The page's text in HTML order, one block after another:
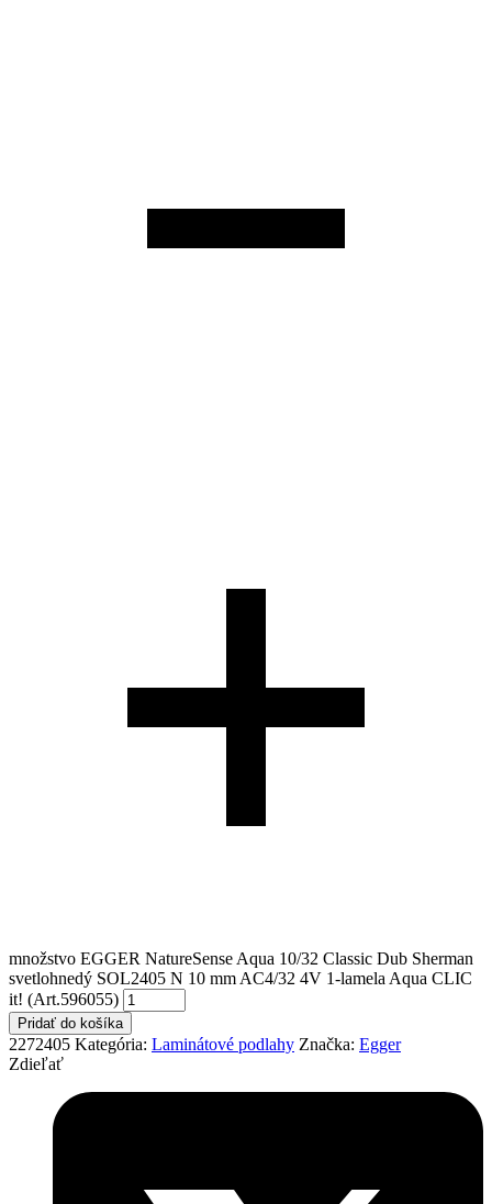
množstvo EGGER NatureSense Aqua 10/32 Classic Dub Sherman
svetlohnedý SOL2405 N 10 mm AC4/32 4V 1-lamela Aqua CLIC
it! (Art.596055)
Pridať do košíka
2272405 Kategória: Laminátové podlahy Značka: Egger
Zdieľať